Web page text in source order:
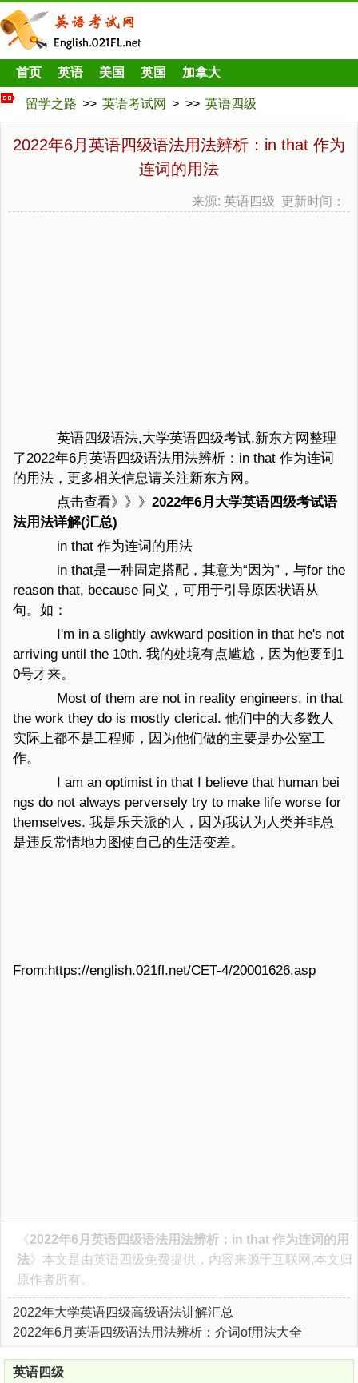
首页 英语 美国 英国 加拿大
留学之路 >> 英语考试网 > >> 英语四级
2022年6月英语四级语法用法辨析：in that 作为
连词的用法
来源: 英语四级 更新时间：
英语四级语法,大学英语四级考试,新东方网整理
了2022年6月英语四级语法用法辨析：in that 作为连词
的用法，更多相关信息请关注新东方网。
点击查看》》》 2022年6月大学英语四级考试语
法用法详解(汇总)
in that 作为连词的用法
in that是一种固定搭配，其意为“因为”，与for the
reason that, because 同义，可用于引导原因状语从
句。如：
I'm in a slightly awkward position in that he's not
arriving until the 10th. 我的处境有点尴尬，因为他要到1
0号才来。
Most of them are not in reality engineers, in that
the work they do is mostly clerical. 他们中的大多数人
实际上都不是工程师，因为他们做的主要是办公室工
作。
I am an optimist in that I believe that human bei
ngs do not always perversely try to make life worse for
themselves. 我是乐天派的人，因为我认为人类并非总
是违反常情地力图使自己的生活变差。
From:https://english.021fl.net/CET-4/20001626.asp
《2022年6月英语四级语法用法辨析：in that 作为连词的用
法》本文是由英语四级免费提供，内容来源于互联网,本文归
原作者所有。
2022年大学英语四级高级语法讲解汇总
2022年6月英语四级语法用法辨析：介词of用法大全
英语四级